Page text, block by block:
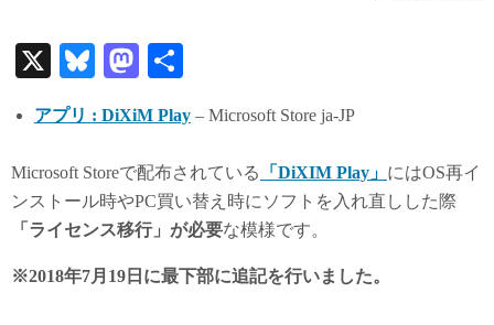
X
Bl
sk
y
M
to
do
n
アプリ : DiXiM Play– Microsoft Store ja-JP
Microsoft Storeで配布されている 「DiXIM Play」 にはOS再イ
ンストール時やPC買い替え時にソフトを入れ直しした際
「ライセンス移行」が必要な模様です。
※2018年7月19日に最下部に追記を行いました。